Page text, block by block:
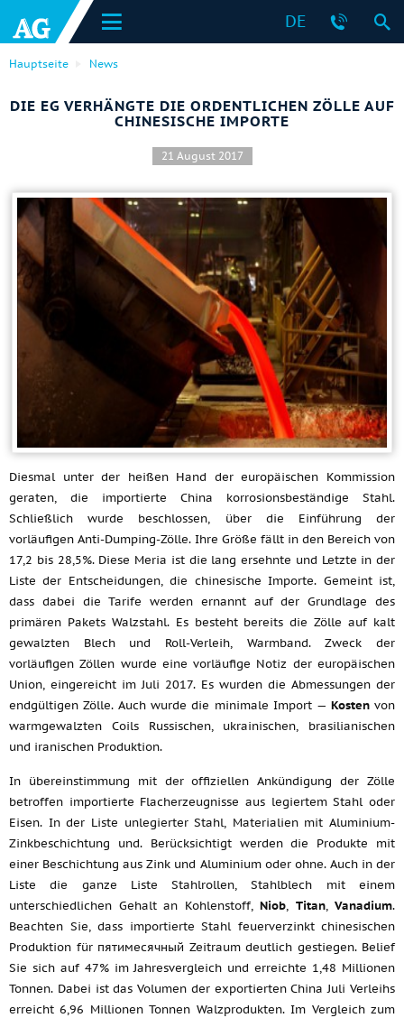
DE
Hauptseite News
DIE EG VERHÄNGTE DIE ORDENTLICHEN ZÖLLE AUF
CHINESISCHE IMPORTE
21 August 2017
Diesmal unter der heißen Hand der europäischen Kommission
geraten, die importierte China korrosionsbeständige Stahl.
Schließlich wurde beschlossen, über die Einführung der
vorläufigen Anti-Dumping-Zölle. Ihre Größe fällt in den Bereich von
17,2 bis 28,5%. Diese Meria ist die lang ersehnte und Letzte in der
Liste der Entscheidungen, die chinesische Importe. Gemeint ist,
dass dabei die Tarife werden ernannt auf der Grundlage des
primären Pakets Walzstahl. Es besteht bereits die Zölle auf kalt
gewalzten Blech und Roll-Verleih, Warmband. Zweck der
vorläufigen Zöllen wurde eine vorläufige Notiz der europäischen
Union, eingereicht im Juli 2017. Es wurden die Abmessungen der
endgültigen Zölle. Auch wurde die minimale Import — Kostenvon
warmgewalzten Coils Russischen, ukrainischen, brasilianischen
und iranischen Produktion.
In übereinstimmung mit der offiziellen Ankündigung der Zölle
betroffen importierte Flacherzeugnisse aus legiertem Stahl oder
Eisen. In der Liste unlegierter Stahl, Materialien mit Aluminium-
Zinkbeschichtung und. Berücksichtigt werden die Produkte mit
einer Beschichtung aus Zink und Aluminium oder ohne. Auch in der
Liste die ganze Liste Stahlrollen, Stahlblech mit einem
unterschiedlichen Gehalt an Kohlenstoff, Niob, Titan, Vanadium.
Beachten Sie, dass importierte Stahl feuerverzinkt chinesischen
Produktion für пятимесячный Zeitraum deutlich gestiegen. Belief
Sie sich auf 47% im Jahresvergleich und erreichte 1,48 Millionen
Tonnen. Dabei ist das Volumen der exportierten China Juli Verleihs
erreicht 6,96 Millionen Tonnen Walzprodukten. Im Vergleich zum